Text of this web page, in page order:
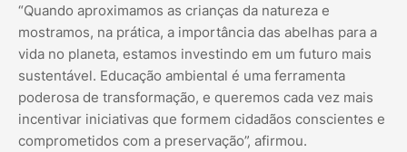
“Quando aproximamos as crianças da natureza e
mostramos, na prática, a importância das abelhas para a
vida no planeta, estamos investindo em um futuro mais
sustentável. Educação ambiental é uma ferramenta
poderosa de transformação, e queremos cada vez mais
incentivar iniciativas que formem cidadãos conscientes e
comprometidos com a preservação”, afirmou.